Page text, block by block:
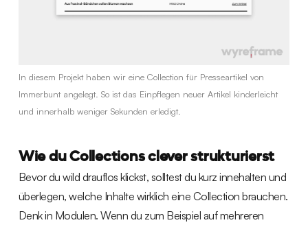
In diesem Projekt haben wir eine Collection für Presseartikel von
Immerbunt angelegt. So ist das Einpflegen neuer Artikel kinderleicht
und innerhalb weniger Sekunden erledigt.
Wie du Collections clever strukturierst
Bevor du wild drauflos klickst, solltest du kurz innehalten und
überlegen, welche Inhalte wirklich eine Collection brauchen.
Denk in Modulen. Wenn du zum Beispiel auf mehreren